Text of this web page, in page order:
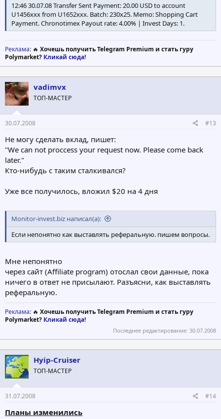
12:46 30.07.08 Transfer Sent Payment: 20.00 USD to account
U1456xxx from U1652xxx. Batch: 230x25. Memo: Shopping Cart
Payment. Chronotimex Payout rate: 4.00% | Invest Days: 1.
Реклама: 🔥 Хочешь получить Telegram Premium и стать гуру
Polymarket? Кликай сюда!
vadimvx
ТОП-МАСТЕР
30.07.2008 #13
Не могу сделать вклад, пишет:
"We can not proccess your request now. Please come back
later."
Кто-нибудь с таким сталкивался?
Уже все получилось, вложил $20 на 4 дня
Monitor-invest.biz написал(а):
Если непонятно как выставлять реферальную. пишем вопросы.
Мне непонятно
через сайт (Affiliate program) отослал свои данные, пока
ничего в ответ не присылают. Разъясни, как выставлять
реферальную.
Реклама: 🔥 Хочешь получить Telegram Premium и стать гуру
Polymarket? Кликай сюда!
Последнее редактирование: 30.07.2008
Hyip-Cruiser
ТОП-МАСТЕР
31.07.2008 #14
Планы изменились